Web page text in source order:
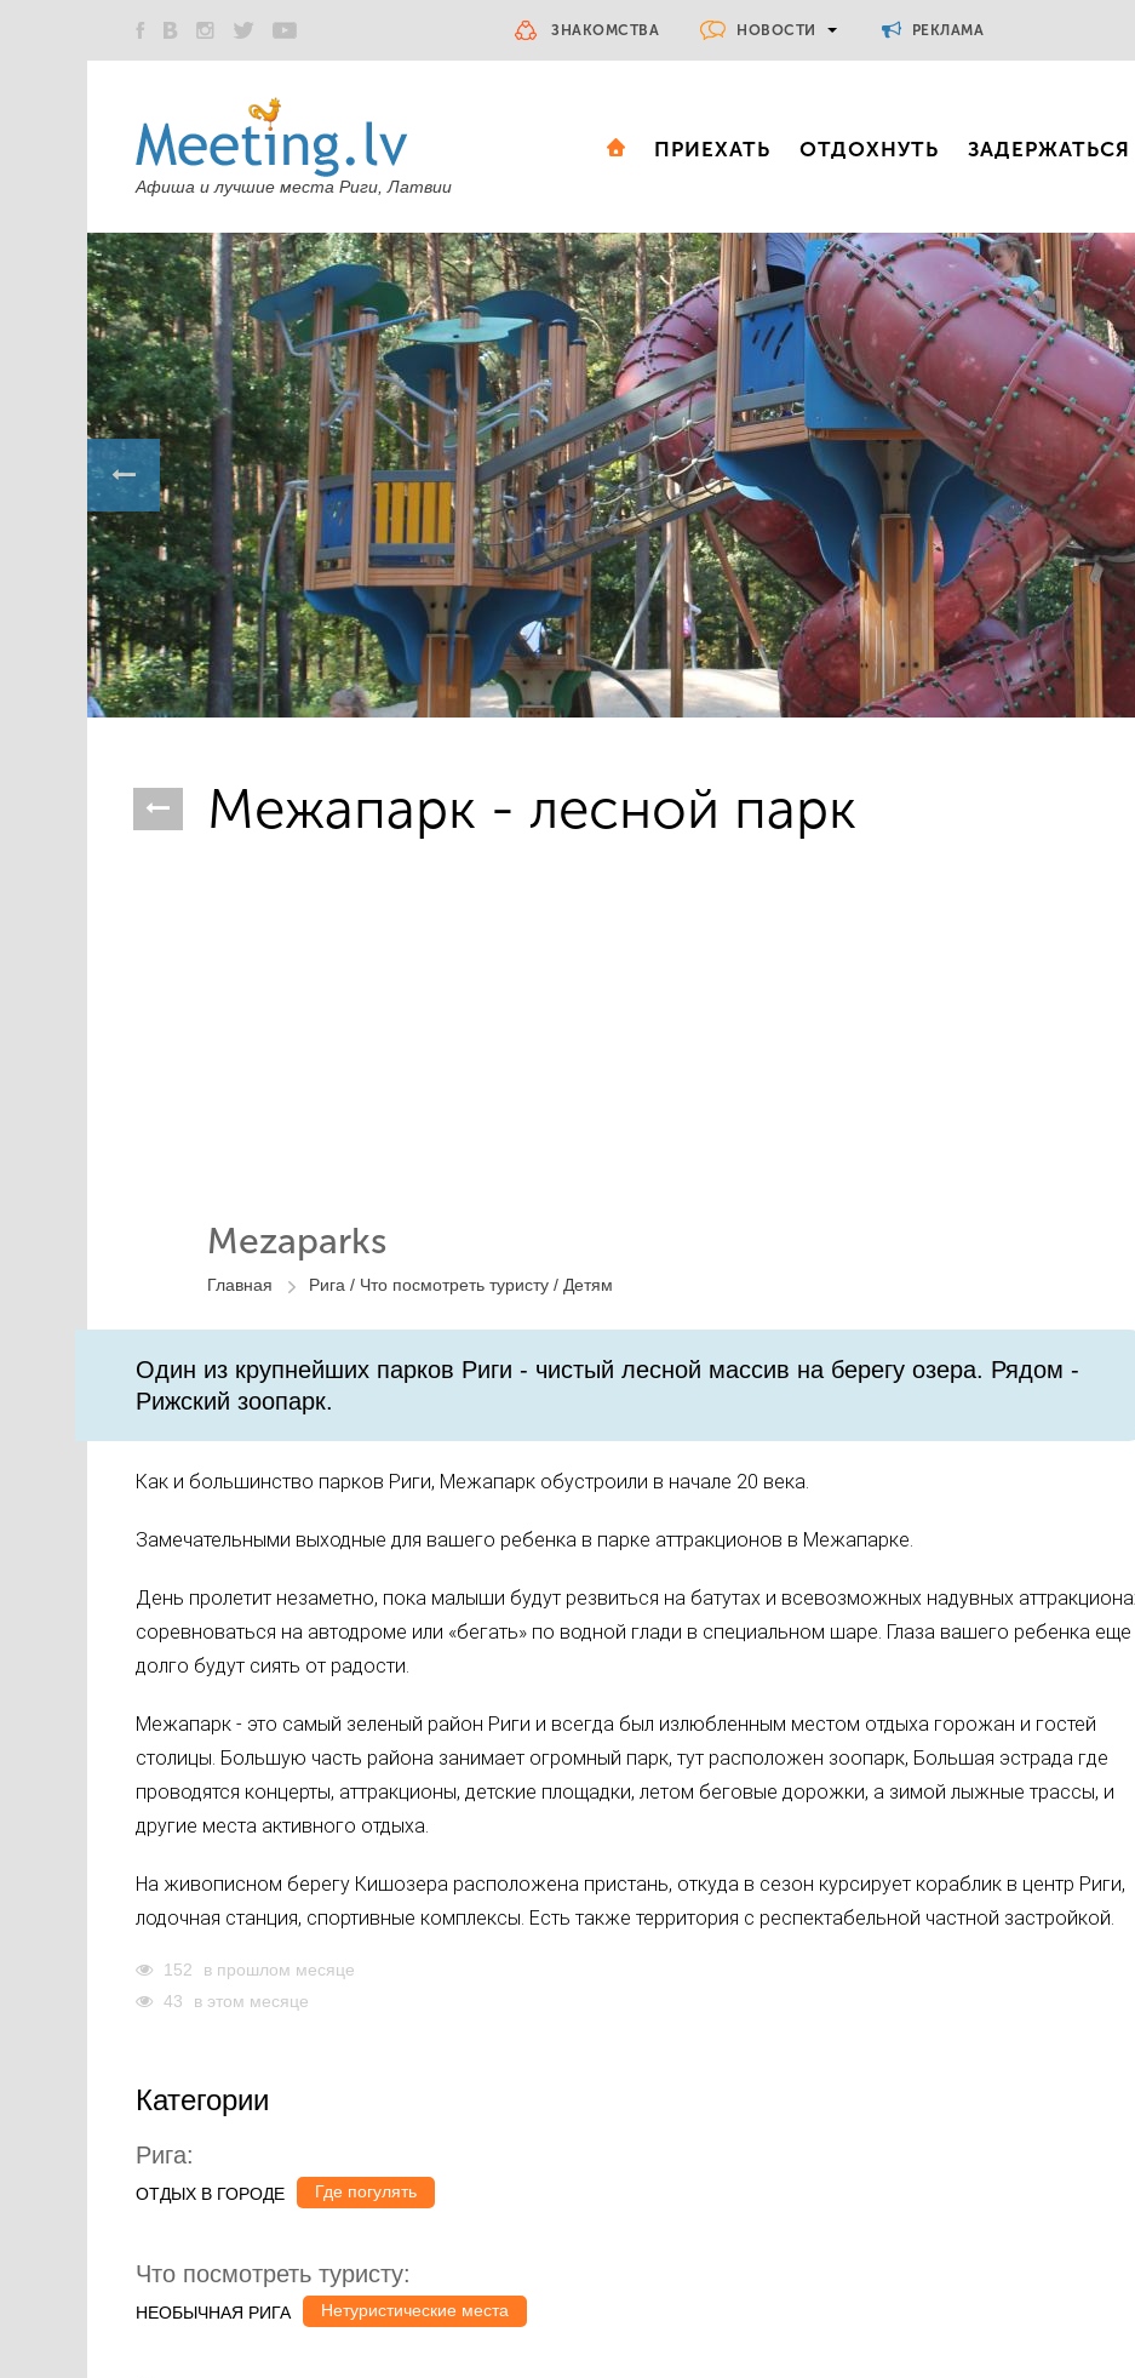
ЗНАКОМСТВА НОВОСТИ РЕКЛАМА
Афиша и лучшие места Риги, Латвии
ПРИЕХАТЬ ОТДОХНУТЬ ЗАДЕРЖАТЬСЯ
Межапарк - лесной парк
Mezaparks
Главная Рига / Что посмотреть туристу / Детям
Один из крупнейших парков Риги - чистый лесной массив на берегу озера. Рядом -
Рижский зоопарк.
Как и большинство парков Риги, Межапарк обустроили в начале 20 века.
Замечательными выходные для вашего ребенка в парке аттракционов в Межапарке.
День пролетит незаметно, пока малыши будут резвиться на батутах и всевозможных надувных
соревноваться на автодроме или «бегать» по водной глади в специальном шаре. Глаза вашего ребенка еще
долго будут сиять от радости.
Межапарк - это самый зеленый район Риги и всегда был излюбленным местом отдыха горожан и гостей
столицы. Большую часть района занимает огромный парк, тут расположен зоопарк, Большая эстрада где
проводятся концерты, аттракционы, детские площадки, летом беговые дорожки, а зимой лыжные трассы, и
другие места активного отдыха.
На живописном берегу Кишозера расположена пристань, откуда в сезон курсирует кораблик в центр Риги,
лодочная станция, спортивные комплексы. Есть также территория с респектабельной частной застройкой.
152
в прошлом месяце
43
в этом месяце
Категории
Рига:
ОТДЫХ В ГОРОДЕ Где погулять
Что посмотреть туристу:
НЕОБЫЧНАЯ РИГА Нетуристические места